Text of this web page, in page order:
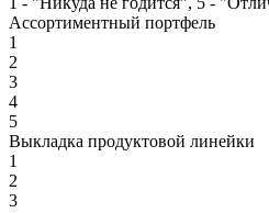
Ассортиментный портфель
1
2
3
4
5
Выкладка продуктовой линейки
1
2
3